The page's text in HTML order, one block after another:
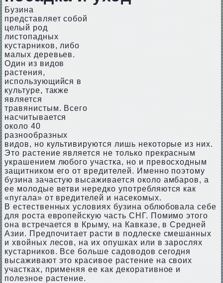
Бузина
представляет собой
целый род
листопадных
кустарников, либо
малых деревьев.
Один из видов
растения,
использующийся в
культуре, также
является
травянистым. Всего
насчитывается
около 40
разнообразных
видов, но культивируются лишь некоторые из них.
Это растение является не только прекрасным
украшением любого участка, но и превосходным
защитником его от вредителей. Именно поэтому
бузина зачастую высаживается около амбаров, а
ее молодые ветви нередко употребляются как
«пугала» от вредителей и насекомых.
В естественных условиях бузина облюбовала себе
для роста европейскую часть СНГ. Помимо этого
она встречается в Крыму, на Кавказе, в Средней
Азии. Предпочитает расти в подлеске смешанных
и хвойных лесов, на их опушках или в зарослях
кустарников. Все больше садоводов сегодня
высаживают это красивое растение на своих
участках, применяя ее как декоративное и
полезное растение.